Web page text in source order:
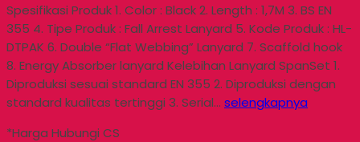
Spesifikasi Produk 1. Color : Black 2. Length : 1,7M 3. BS EN
355 4. Tipe Produk : Fall Arrest Lanyard 5. Kode Produk : HL-
DTPAK 6. Double “Flat Webbing” Lanyard 7. Scaffold hook
8. Energy Absorber lanyard Kelebihan Lanyard SpanSet 1.
Diproduksi sesuai standard EN 355 2. Diproduksi dengan
standard kualitas tertinggi 3. Serial… selengkapnya
*Harga Hubungi CS